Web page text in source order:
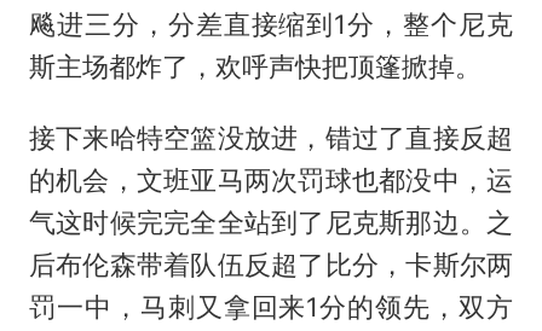
飚进三分，分差直接缩到1分，整个尼克
斯主场都炸了，欢呼声快把顶篷掀掉。
接下来哈特空篮没放进，错过了直接反超
的机会，文班亚马两次罚球也都没中，运
气这时候完完全全站到了尼克斯那边。之
后布伦森带着队伍反超了比分，卡斯尔两
罚一中，马刺又拿回来1分的领先，双方